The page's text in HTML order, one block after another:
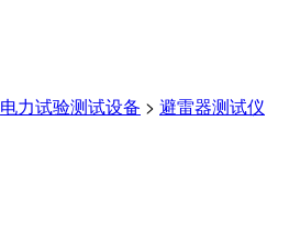
电力试验测试设备 > 避雷器测试仪